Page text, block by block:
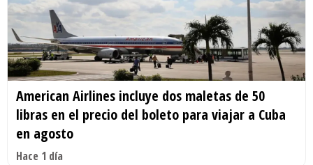
American Airlines incluye dos maletas de 50
libras en el precio del boleto para viajar a Cuba
en agosto
Hace 1 día